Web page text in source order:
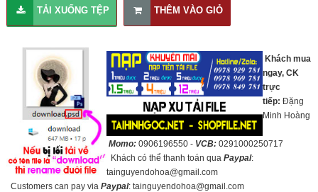
TẢI XUỐNG TỆP THÊM VÀO GIỎ
Khách mua
ngay, CK
trực
tiếp:Đặng
Minh Hoàng
Momo: 0906196550 - VCB: 0291000250717
Khách có thể thanh toán quaPaypal:
tainguyendohoa@gmail.com
Customers can pay via Paypal: tainguyendohoa@gmail.com